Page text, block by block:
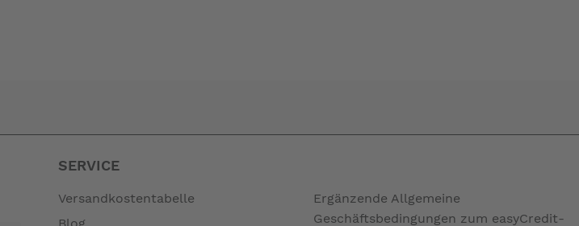
SERVICE
Versandkostentabelle
Ergänzende Allgemeine
Geschäftsbedingungen zum easyCredit-